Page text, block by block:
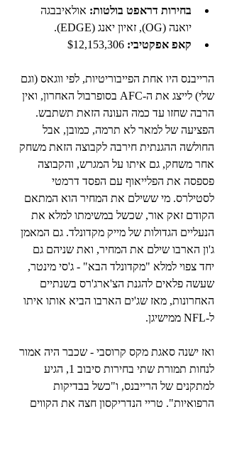
בחירות דראפט בולטות: אולאיבבגה
יואנה (OG), זאיון יאנג (EDGE).
קאפ אפקטיבי:
הרייבנס היו אחת הפייבוריטיות, לפי ווגאס (וגם
שלי) לייצג את ה-AFC בסופרבול האחרון, ואין
הרבה שחזו עד כמה העונה הזאת תשתבש.
הפציעה של למאר לא תרמה, כמובן, אבל
החולשה ההגנתית חירבה לקבוצה הזאת משחק
אחר משחק, גם איתו על המגרש, והקבוצה
פספסה את הפלייאוף עם הפסד דרמטי
לסטילרס. מי ששילם את המחיר הוא המתאם
הקודם זאק אור, שכשל במשימתו למלא את
הנעליים הגדולות של מייק מקדונלד. גם המאמן
ג'ון הארבו שילם את המחיר, ואת שניהם גם
יחד צפוי למלא "מקדונלד הבא" - ג'סי מינטר,
שעשה פלאים להגנת הצ'ארג'רס בשנתיים
האחרונות, מאז שג'ים הארבו הביא אותו איתו
ל-NFL ממישיגן.
ואז ישנה סאגת מקס קרוסבי - שכבר היה אמור
לנחות תמורת שתי בחירות סיבוב 1, הגיע
למתקנים של הרייבנס, ו"כשל בבדיקות
הרפואיות". טריי הנדריקסון חצה את הקווים